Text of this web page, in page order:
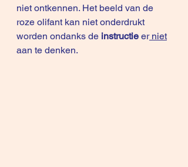
niet ontkennen. Het beeld van de
roze olifant kan niet onderdrukt
worden ondanks de instructie er niet
aan te denken.